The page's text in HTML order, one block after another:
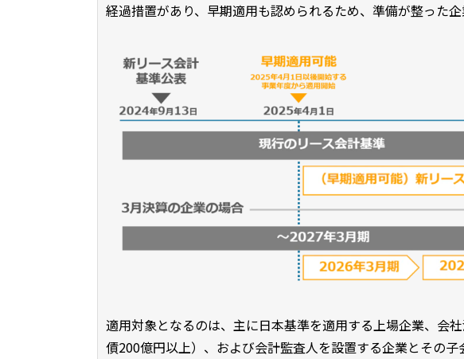
経過措置があり、早期適用も認められるため、準備が整った
適用対象となるのは、主に日本基準を適用する上場企業、会
債200億円以上）、および会計監査人を設置する企業とその